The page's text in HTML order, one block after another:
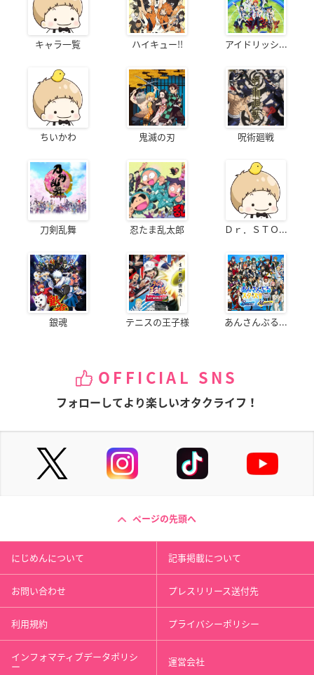
キャラ一覧 ハイキュー!! アイドリッシ...
ちいかわ 鬼滅の刃 呪術廻戦
刀剣乱舞 忍たま乱太郎 Ｄｒ．ＳＴＯ...
銀魂 テニスの王子様 あんさんぶる...
OFFICIAL SNS
フォローしてより楽しいオタクライフ！
ページの先頭へ
にじめんについて 記事掲載について
お問い合わせ プレスリリース送付先
利用規約 プライバシーポリシー
インフォマティブデータポリシ
ー 運営会社